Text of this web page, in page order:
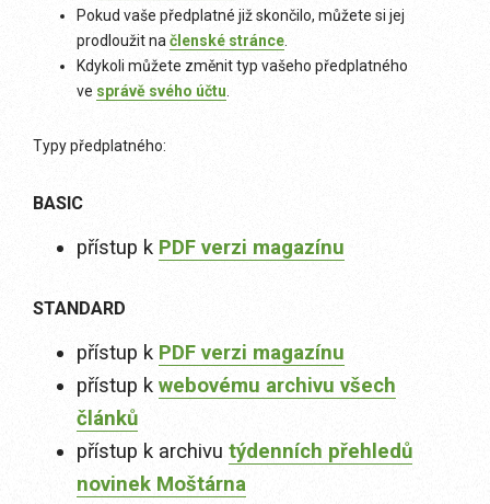
Pokud vaše předplatné již skončilo, můžete si jej
prodloužit na členské stránce
Kdykoli můžete změnit typ vašeho předplatného
ve správě svého účtu
Typy předplatného:
BASIC
přístup k PDF verzi magazínu
STANDARD
přístup k PDF verzi magazínu
přístup k webovému archivu všech
článků
přístup k archivu týdenních přehledů
novinek Moštárna